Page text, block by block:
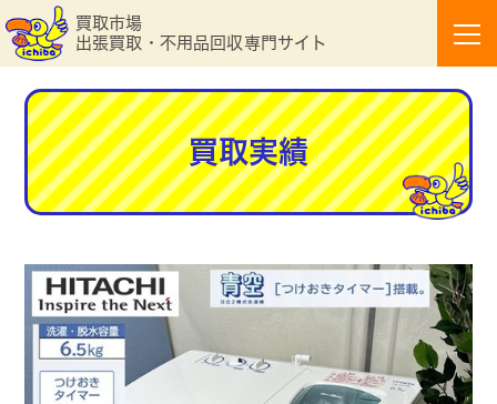
買取市場
出張買取・不用品回収専門サイト
買取実績